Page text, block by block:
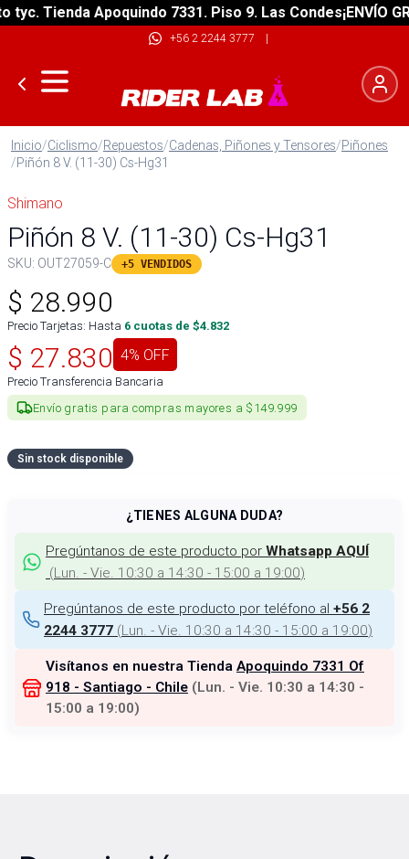
Tienda Apoquindo 7331. Piso 9. Las Condes¡ENVÍO
+56 2 2244 3777 |
Inicio/Ciclismo/Repuestos/Cadenas, Piñones y Tensores/Piñones
/Piñón 8 V. (11-30) Cs-Hg31
Shimano
Piñón 8 V. (11-30) Cs-Hg31
SKU: OUT27059-C +5 VENDIDOS
$ 28.990
Precio Tarjetas: Hasta 6 cuotas de $4.832
$ 27.830 4% OFF
Precio Transferencia Bancaria
Envío gratis para compras mayores a $149.999
Sin stock disponible
¿TIENES ALGUNA DUDA?
Pregúntanos de este producto por Whatsapp AQUÍ
(Lun. - Vie. 10:30 a 14:30 - 15:00 a 19:00)
Pregúntanos de este producto por teléfono al +56 2
2244 3777 (Lun. - Vie. 10:30 a 14:30 - 15:00 a 19:00)
Visítanos en nuestra Tienda Apoquindo 7331 Of
918 - Santiago - Chile (Lun. - Vie. 10:30 a 14:30 -
15:00 a 19:00)